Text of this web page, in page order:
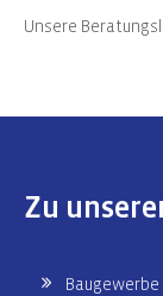
Unsere
Zu
Baugewerbe